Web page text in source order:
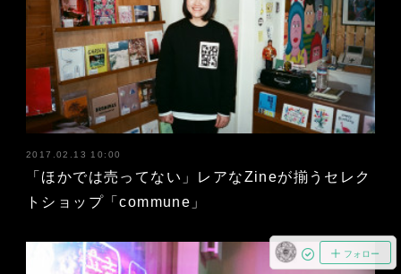
2017.02.13 10:00
「ほかでは売ってない」レアなZineが揃うセレク
トショップ「commune」
フォロー